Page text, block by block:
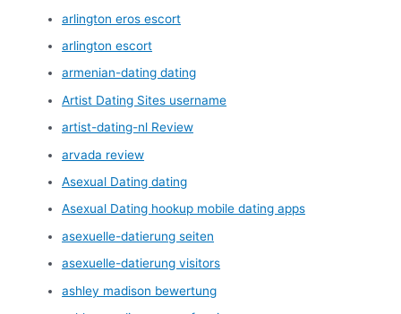
arlington eros escort
arlington escort
armenian-dating dating
Artist Dating Sites username
artist-dating-nl Review
arvada review
Asexual Dating dating
Asexual Dating hookup mobile dating apps
asexuelle-datierung seiten
asexuelle-datierung visitors
ashley madison bewertung